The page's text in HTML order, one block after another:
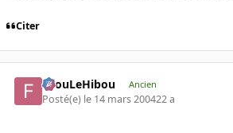
Citer
FilouLeHibou Ancien
Posté(e) le 14 mars 200422 a